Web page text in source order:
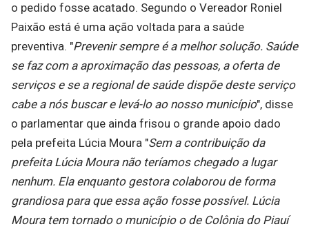
o pedido fosse acatado. Segundo o Vereador Roniel
Paixão está é uma ação voltada para a saúde
preventiva. "Prevenir sempre é a melhor solução. Saúde
se faz com a aproximação das pessoas, a oferta de
serviços e se a regional de saúde dispõe deste serviço
cabe a nós buscar e levá-lo ao nosso município", disse
o parlamentar que ainda frisou o grande apoio dado
pela prefeita Lúcia Moura "Sem a contribuição da
prefeita Lúcia Moura não teríamos chegado a lugar
nenhum. Ela enquanto gestora colaborou de forma
grandiosa para que essa ação fosse possível. Lúcia
Moura tem tornado o município o de Colônia do Piauí